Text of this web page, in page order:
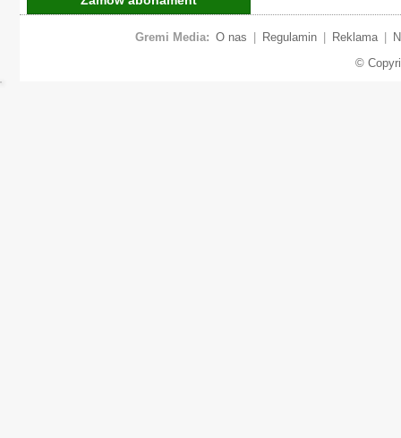
Gremi Media: O nas Regulamin Reklama
©